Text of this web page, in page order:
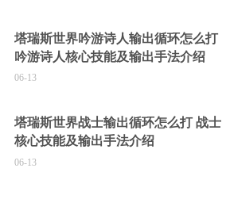
塔瑞斯世界吟游诗人输出循环怎么打
吟游诗人核心技能及输出手法介绍
06-13
塔瑞斯世界战士输出循环怎么打 战士
核心技能及输出手法介绍
06-13